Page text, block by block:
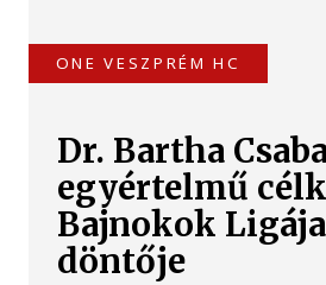
ONE VESZPRÉM HC
Dr. Bartha
egyértelmű
Bajnokok
döntője